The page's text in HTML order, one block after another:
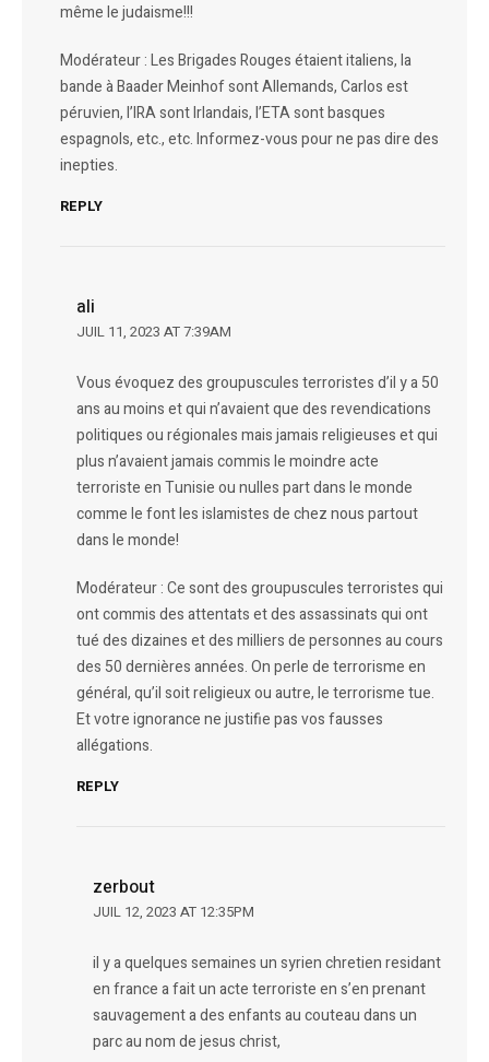
même le judaisme!!!
Modérateur : Les Brigades Rouges étaient italiens, la
bande à Baader Meinhof sont Allemands, Carlos est
péruvien, l’IRA sont Irlandais, l’ETA sont basques
espagnols, etc., etc. Informez-vous pour ne pas dire des
inepties.
REPLY
ali
JUIL 11, 2023 AT 7:39AM
Vous évoquez des groupuscules terroristes d’il y a 50
ans au moins et qui n’avaient que des revendications
politiques ou régionales mais jamais religieuses et qui
plus n’avaient jamais commis le moindre acte
terroriste en Tunisie ou nulles part dans le monde
comme le font les islamistes de chez nous partout
dans le monde!
Modérateur : Ce sont des groupuscules terroristes qui
ont commis des attentats et des assassinats qui ont
tué des dizaines et des milliers de personnes au cours
des 50 dernières années. On perle de terrorisme en
général, qu’il soit religieux ou autre, le terrorisme tue.
Et votre ignorance ne justifie pas vos fausses
allégations.
REPLY
zerbout
JUIL 12, 2023 AT 12:35PM
il y a quelques semaines un syrien chretien residant
en france a fait un acte terroriste en s’en prenant
sauvagement a des enfants au couteau dans un
parc au nom de jesus christ,